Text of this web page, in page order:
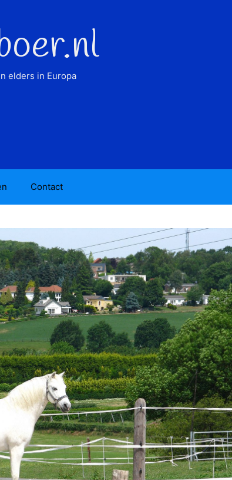
elders in Europa
Contact